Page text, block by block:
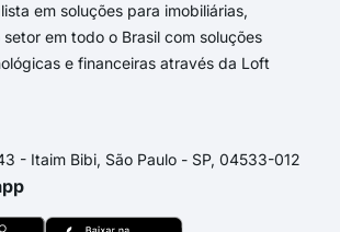
em soluções para imobiliárias,
em todo o Brasil com soluções
e financeiras através da Loft
- Itaim Bibi, São Paulo - SP, 04533-012